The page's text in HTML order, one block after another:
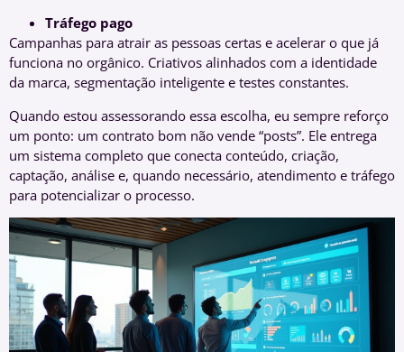
Tráfego pago
Campanhas para atrair as pessoas certas e acelerar o que já
funciona no orgânico. Criativos alinhados com a identidade
da marca, segmentação inteligente e testes constantes.
Quando estou assessorando essa escolha, eu sempre reforço
um ponto: um contrato bom não vende “posts”. Ele entrega
um sistema completo que conecta conteúdo, criação,
captação, análise e, quando necessário, atendimento e tráfego
para potencializar o processo.